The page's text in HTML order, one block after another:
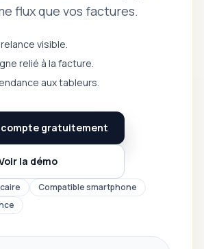
flux que vos factures.
visible.
relié à la facture.
aux tableurs.
compte gratuitement
la démo
Compatible smartphone